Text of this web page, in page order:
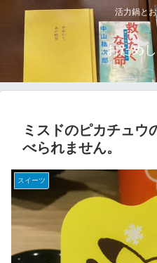
活力鍋と
おため
ミスドのピカチュウ
べられません。
スイーツ